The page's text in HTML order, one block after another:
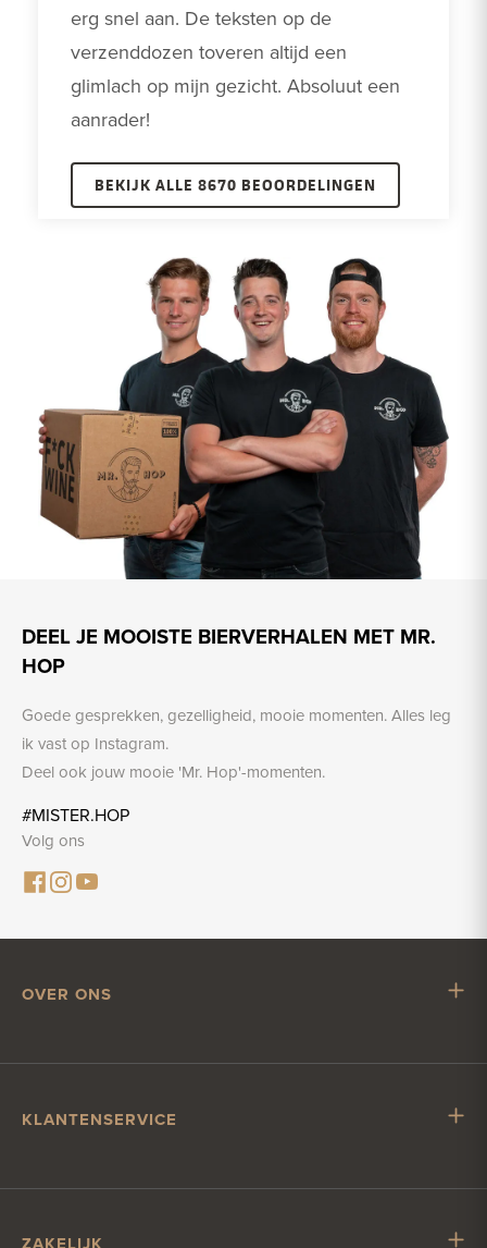
erg snel aan. De teksten op de
verzenddozen toveren altijd een
glimlach op mijn gezicht. Absoluut een
aanrader!
BEKIJK ALLE 8670 BEOORDELINGEN
DEEL JE MOOISTE BIERVERHALEN MET MR.
HOP
Goede gesprekken, gezelligheid, mooie momenten. Alles leg
ik vast op Instagram.
Deel ook jouw mooie 'Mr. Hop'-momenten.
#MISTER.HOP
Volg ons
OVER ONS
Vacatures
KLANTENSERVICE
Account & betalen